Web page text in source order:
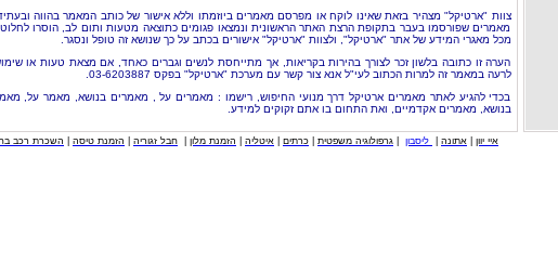
צוות "ארטיקל" מצהיר בזאת שאינו לוקח או מפרסם מאמרים ביוזמתו וללא אישור של כותב המאמר בהווה
מאמרים שפורסמו בעבר בתקופת הרצת האתר הראשונית ונמצאו פגומים כתוצאה מטעות ותום לב, הוסרו
מכל מאגרי המידע של אתר "ארטיקל", ולצוות "ארטיקל" אישורים בכתב על כך שנושא זה טופל ונסגר.
הערה זו כתובה בלשון זכר לצורך בהירות בקריאות, אך מתייחסת לנשים וגברים כאחד, אם מצאת טעות או
לרעה במאמר זה למרות הכתוב לעי"ל אנא צור קשר עם מערכת "ארטיקל" בפקס 03-6203887.
בכדי להגיע לאתר מאמרים ארטיקל דרך מנועי החיפוש, רישמו : מאמרים על , מאמרים בנושא, מאמר על,
בנושא, מאמרים אקדמיים, ואת התחום בו אתם זקוקים למידע.
איי יוון אתונה ליסבון גרפולוגיה משפטית כרתים איטליה הזמנת מלון חבל זגוריה הזמנת טיסה השכרת רכב